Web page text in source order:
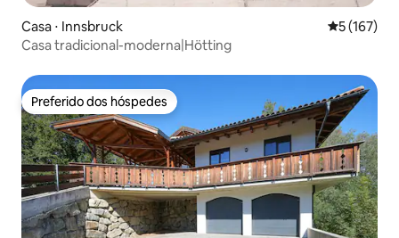
Casa ⋅ Innsbruck 5 de uma
5 (167)
Casa tradicional-moderna|Hötting
Preferido dos hóspedes
Preferido dos hóspedes